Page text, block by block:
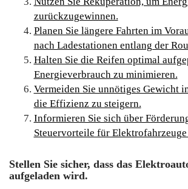
zurückzugewinnen.
Planen Sie längere Fahrten im
nach Ladestationen entlang der
Halten Sie die Reifen optimal
Energieverbrauch zu minimieren.
Vermeiden Sie unnötiges Gewicht
die Effizienz zu steigern.
Informieren Sie sich über
Steuervorteile für
Stellen Sie sicher, dass das
aufgeladen wird.